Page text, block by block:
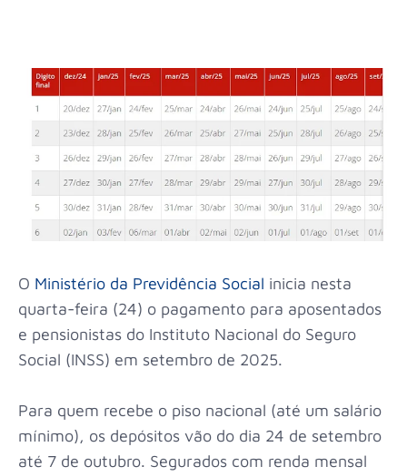
O Ministério da Previdência Social inicia nesta
quarta-feira (24) o pagamento para aposentados
e pensionistas do Instituto Nacional do Seguro
Social (INSS) em setembro de 2025.
Para quem recebe o piso nacional (até um salário
mínimo), os depósitos vão do dia 24 de setembro
até 7 de outubro. Segurados com renda mensal